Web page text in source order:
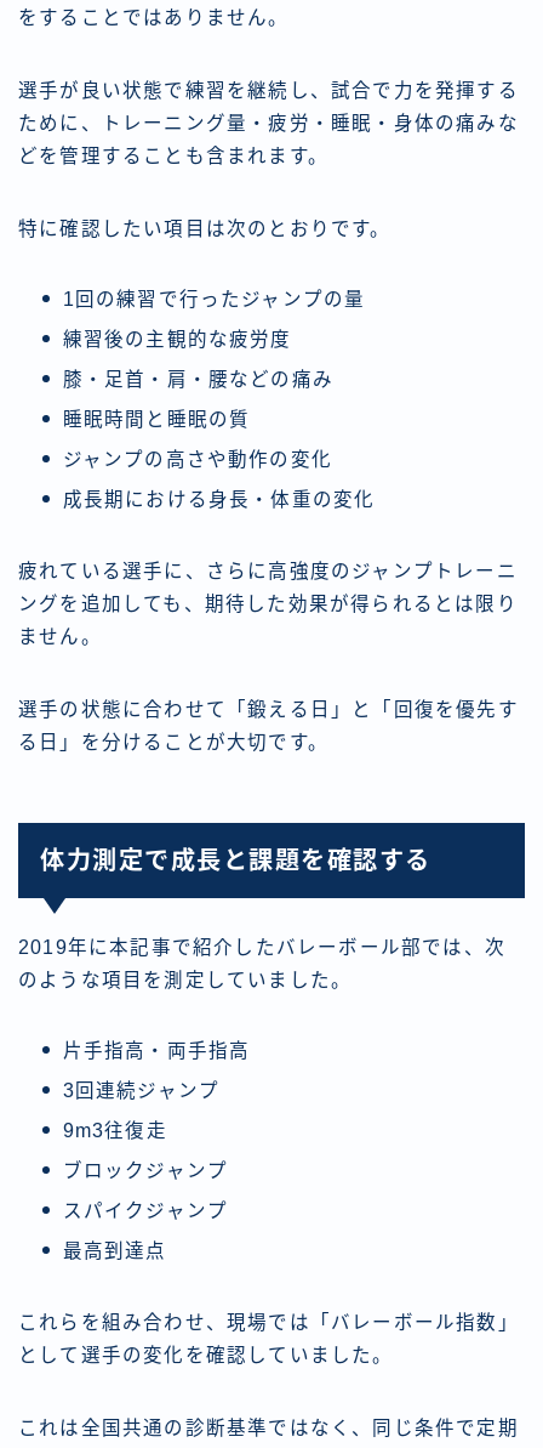
をすることではありません。
選手が良い状態で練習を継続し、試合で力を発揮する
ために、トレーニング量・疲労・睡眠・身体の痛みな
どを管理することも含まれます。
特に確認したい項目は次のとおりです。
1回の練習で行ったジャンプの量
練習後の主観的な疲労度
膝・足首・肩・腰などの痛み
睡眠時間と睡眠の質
ジャンプの高さや動作の変化
成長期における身長・体重の変化
疲れている選手に、さらに高強度のジャンプトレーニ
ングを追加しても、期待した効果が得られるとは限り
ません。
選手の状態に合わせて「鍛える日」と「回復を優先す
る日」を分けることが大切です。
体力測定で成長と課題を確認する
2019年に本記事で紹介したバレーボール部では、次
のような項目を測定していました。
片手指高・両手指高
3回連続ジャンプ
9m3往復走
ブロックジャンプ
スパイクジャンプ
最高到達点
これらを組み合わせ、現場では「バレーボール指数」
として選手の変化を確認していました。
これは全国共通の診断基準ではなく、同じ条件で定期